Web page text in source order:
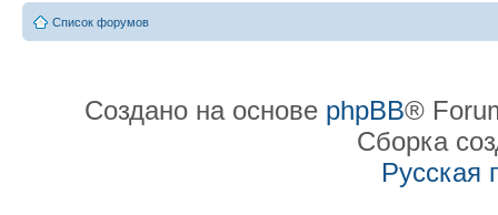
Список форумов
Создано на основе phpBB®
Сборка
Русская